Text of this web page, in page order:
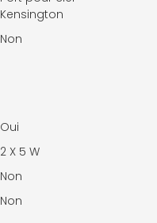
Kensington
Non
Oui
2 X 5 W
Non
Non